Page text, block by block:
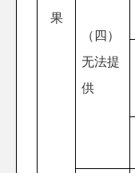
果
（四）
无法提
供